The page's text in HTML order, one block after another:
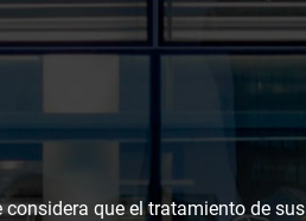
que el tratamiento de sus